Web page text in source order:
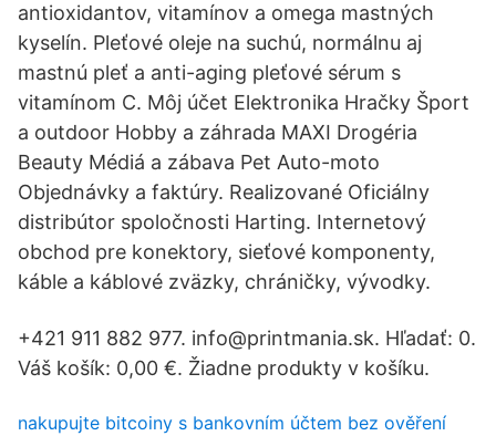
antioxidantov, vitamínov a omega mastných
kyselín. Pleťové oleje na suchú, normálnu aj
mastnú pleť a anti-aging pleťové sérum s
vitamínom C. Môj účet Elektronika Hračky Šport
a outdoor Hobby a záhrada MAXI Drogéria
Beauty Médiá a zábava Pet Auto-moto
Objednávky a faktúry. Realizované Oficiálny
distribútor spoločnosti Harting. Internetový
obchod pre konektory, sieťové komponenty,
káble a káblové zväzky, chráničky, vývodky.
+421 911 882 977. info@printmania.sk. Hľadať: 0.
Váš košík: 0,00 €. Žiadne produkty v košíku.
nakupujte bitcoiny s bankovním účtem bez ověření